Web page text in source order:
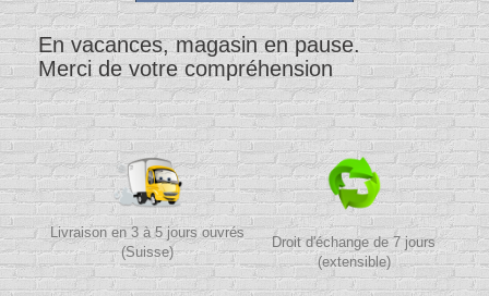
En vacances, magasin en pause.
Merci de votre compréhension
Livraison en 3 à 5 jours ouvrés
(Suisse)
Droit d'échange de 7 jours
(extensible)